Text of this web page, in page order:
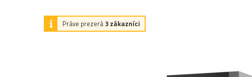
Práve prezerá 3 zákazníci